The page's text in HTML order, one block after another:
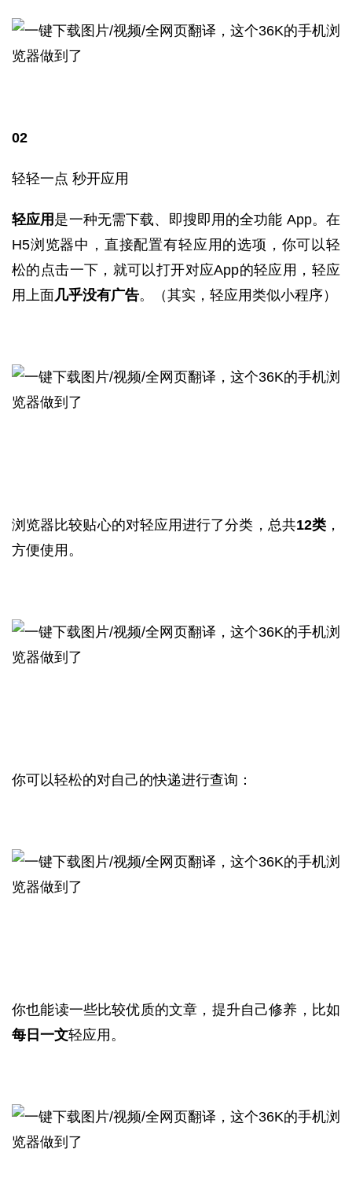
02
轻轻一点 秒开应用
轻应用 是一种无需下载、即搜即用的全功能 App。在
H5浏览器中，直接配置有轻应用的选项，你可以轻
松的点击一下，就可以打开对应App的轻应用，轻应
用上面 几乎没有广告。（其实，轻应用类似小程序）
浏览器比较贴心的对轻应用进行了分类，总共12类 ，
方便使用。
你可以轻松的对自己的快递进行查询：
你也能读一些比较优质的文章，提升自己修养，比如
每日一文轻应用。